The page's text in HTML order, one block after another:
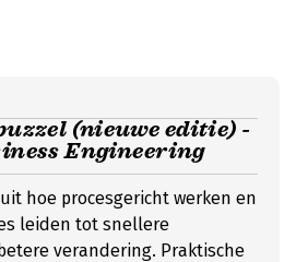
(nieuwe editie) -
Engineering
hoe procesgericht werken en
leiden tot snellere
verandering. Praktische